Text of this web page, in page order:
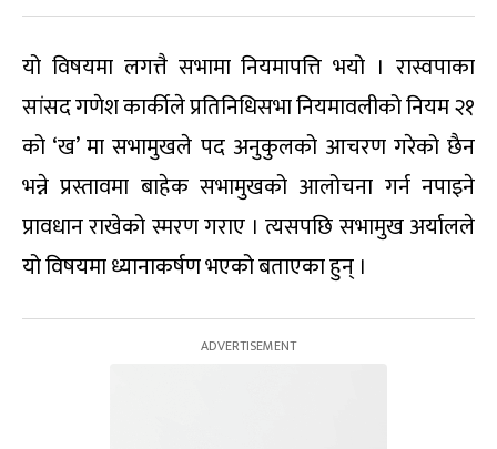
यो विषयमा लगत्तै सभामा नियमापत्ति भयो । रास्वपाका
सांसद गणेश कार्कीले प्रतिनिधिसभा नियमावलीको नियम २१
को ‘ख’ मा सभामुखले पद अनुकुलको आचरण गरेको छैन
भन्ने प्रस्तावमा बाहेक सभामुखको आलोचना गर्न नपाइने
प्रावधान राखेको स्मरण गराए । त्यसपछि सभामुख अर्यालले
यो विषयमा ध्यानाकर्षण भएको बताएका हुन् ।